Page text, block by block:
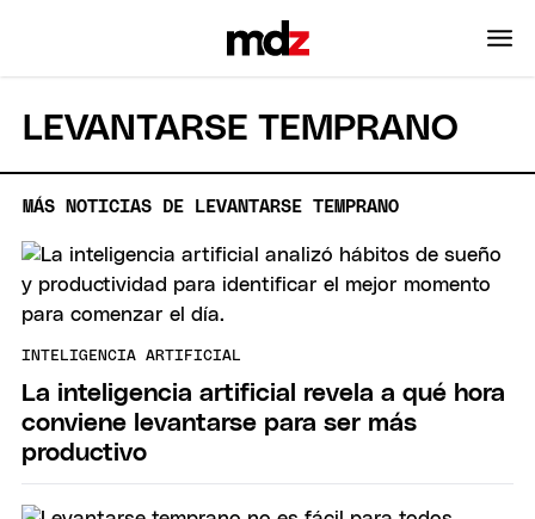
LEVANTARSE TEMPRANO
MÁS NOTICIAS DE LEVANTARSE TEMPRANO
INTELIGENCIA ARTIFICIAL
La inteligencia artificial revela a qué hora
conviene levantarse para ser más
productivo